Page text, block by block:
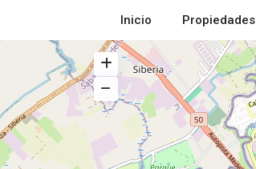
Inicio Propiedades